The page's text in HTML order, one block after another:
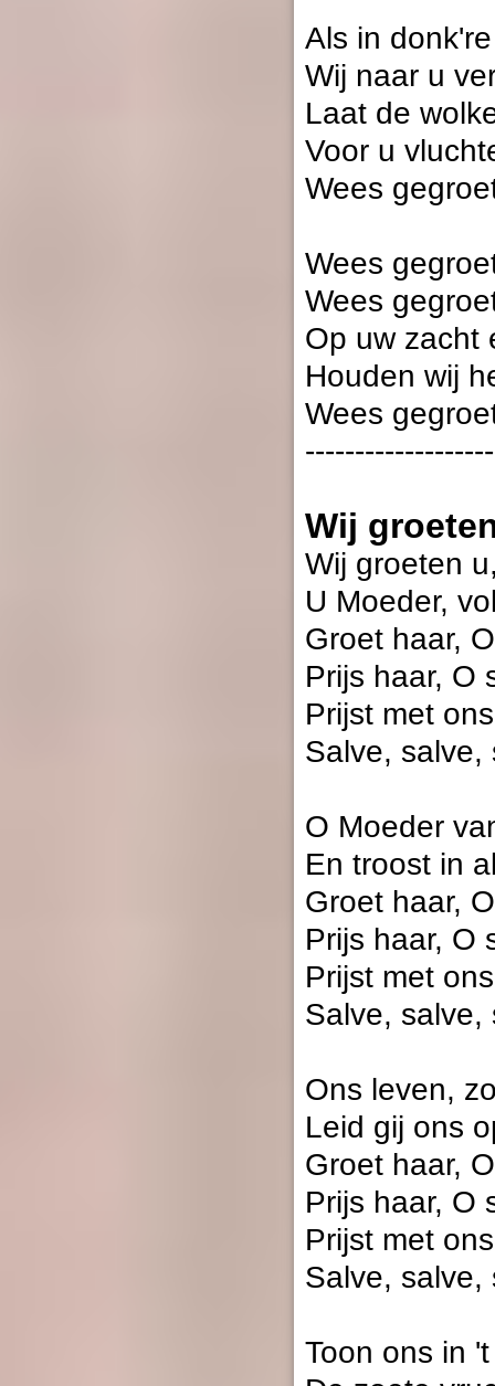
Als in
Wij naar u
Laat de
Voor u
Wees
Wees
Wees
Op uw zacht
Houden wij
Wees
Wij
Wij groeten
U Moeder,
Groet haar,
Prijs haar, O
Prijst met
Salve, salve,
O Moeder
En troost in
Groet haar,
Prijs haar, O
Prijst met
Salve, salve,
Ons leven,
Leid gij ons
Groet haar,
Prijs haar, O
Prijst met
Salve, salve,
Toon ons in